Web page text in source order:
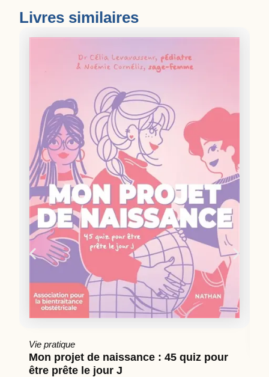
Livres similaires
Vie pratique
Mon projet de naissance : 45 quiz pour
être prête le jour J